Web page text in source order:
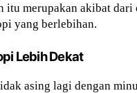
itu merupakan akibat dari
yang berlebihan.
Lebih Dekat
asing lagi dengan